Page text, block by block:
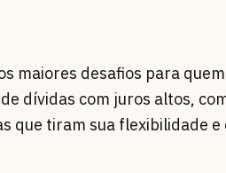
maiores desafios para
dívidas com juros altos,
que tiram sua flexibilidade